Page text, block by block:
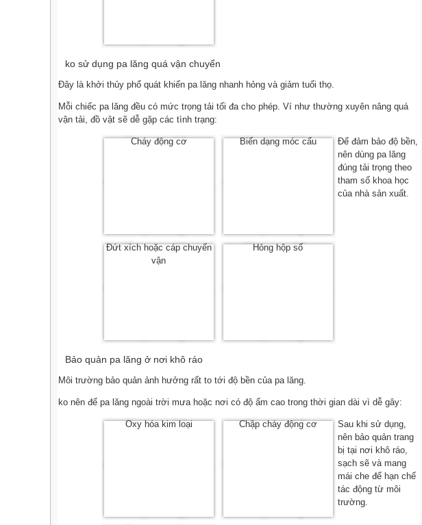
ko sử dụng pa lăng quá vận chuyển
Đây là khởi thủy phổ quát khiến pa lăng nhanh hỏng và giảm tuổi thọ.
Mỗi chiếc pa lăng đều có mức trọng tải tối đa cho phép. Ví như thường xuyên nâng quá
vận tải, đồ vật sẽ dễ gặp các tình trạng:
Cháy động cơ Biến dạng móc cẩu
Đứt xích hoặc cáp chuyển
vận
Hỏng hộp số
Để đảm bảo độ bền,
nên dùng pa lăng
đúng tải trọng theo
tham số khoa học
của nhà sản xuất.
Bảo quản pa lăng ở nơi khô ráo
Môi trường bảo quản ảnh hưởng rất to tới độ bền của pa lăng.
ko nên để pa lăng ngoài trời mưa hoặc nơi có độ ẩm cao trong thời gian dài vì dễ gây:
Oxy hóa kim loại Chập cháy động cơ
Sau khi sử dụng,
nên bảo quản trang
bị tại nơi khô ráo,
sạch sẽ và mang
mái che để hạn chế
tác động từ môi
trường.